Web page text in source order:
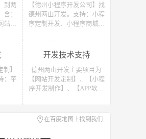
到两
：
站开
网站
，网
【德州小程序开发公司】找
德州两山开发。支持：小程
序定制开发、小程序商城开
音）小程序开发制作。获取
小程序开发教程、小程序开
发报价请联系我们
】
：苹
等
定
开发技术支持
德州两山开发主要项目为
【网站开发定制】、【小程
序开发制作】、【APP软件
发技术支援，可接如上相关
类数据、开发、运维、托管
在百度地图上找到我们